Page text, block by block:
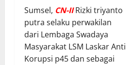
Sumsel, CN-IIRizki triyanto
putra selaku perwakilan
dari Lembaga Swadaya
Masyarakat LSM Laskar Anti
Korupsi p45 dan sebagai